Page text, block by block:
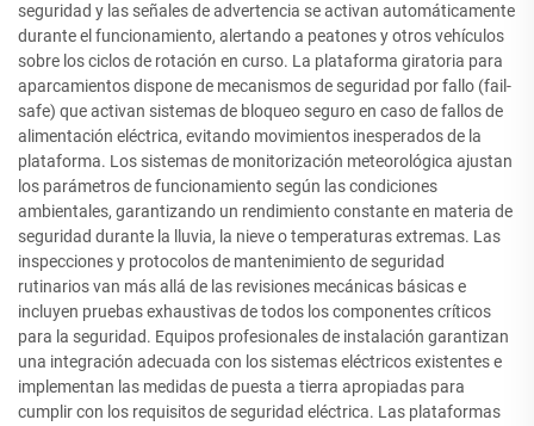
seguridad y las señales de advertencia se activan automáticamente
durante el funcionamiento, alertando a peatones y otros vehículos
sobre los ciclos de rotación en curso. La plataforma giratoria para
aparcamientos dispone de mecanismos de seguridad por fallo (fail-
safe) que activan sistemas de bloqueo seguro en caso de fallos de
alimentación eléctrica, evitando movimientos inesperados de la
plataforma. Los sistemas de monitorización meteorológica ajustan
los parámetros de funcionamiento según las condiciones
ambientales, garantizando un rendimiento constante en materia de
seguridad durante la lluvia, la nieve o temperaturas extremas. Las
inspecciones y protocolos de mantenimiento de seguridad
rutinarios van más allá de las revisiones mecánicas básicas e
incluyen pruebas exhaustivas de todos los componentes críticos
para la seguridad. Equipos profesionales de instalación garantizan
una integración adecuada con los sistemas eléctricos existentes e
implementan las medidas de puesta a tierra apropiadas para
cumplir con los requisitos de seguridad eléctrica. Las plataformas